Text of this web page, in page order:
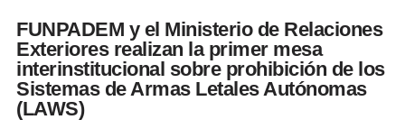
FUNPADEM y el Ministerio de Relaciones
Exteriores realizan la primer mesa
interinstitucional sobre prohibición de los
Sistemas de Armas Letales Autónomas
(LAWS)